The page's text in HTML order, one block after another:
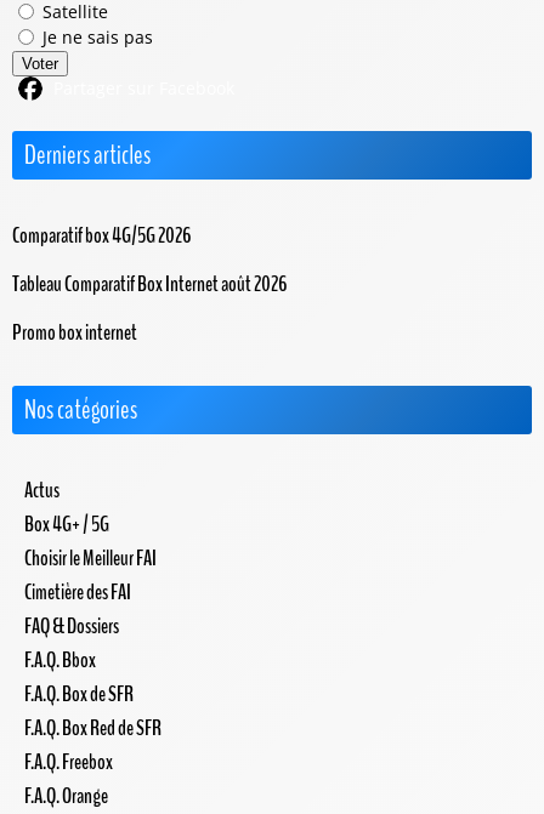
Satellite
Je ne sais pas
Voter
Derniers articles
Comparatif box 4G/5G 2026
Tableau Comparatif Box Internet août 2026
Promo box internet
Nos catégories
Actus
Box 4G+ / 5G
Choisir le Meilleur FAI
Cimetière des FAI
FAQ & Dossiers
F.A.Q. Bbox
F.A.Q. Box de SFR
F.A.Q. Box Red de SFR
F.A.Q. Freebox
F.A.Q. Orange